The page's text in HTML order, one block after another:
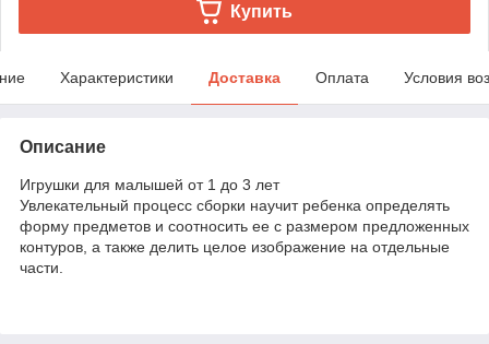
Купить
Характеристики Доставка Оплата Условия
Описание
Игрушки для малышей от 1 до 3 лет
Увлекательный процесс сборки научит ребенка определять
форму предметов и соотносить ее с размером предложенных
контуров, а также делить целое изображение на отдельные
части.